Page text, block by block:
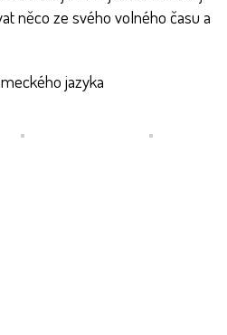
něco ze svého volného času a
jazyka